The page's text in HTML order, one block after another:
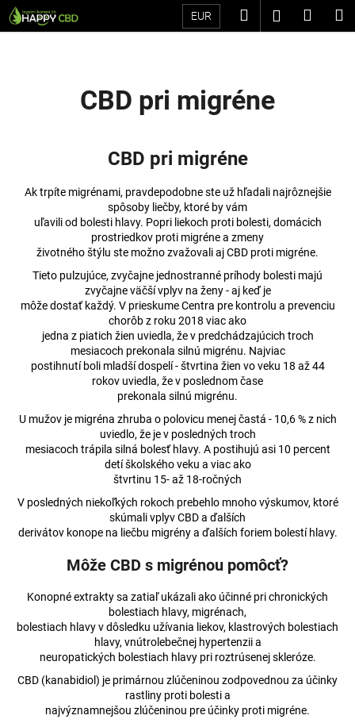
Prejsť
na
EUR Hľadať
CBD pri migréne
CBD pri migréne
Ak trpíte migrénami, pravdepodobne ste už hľadali najrôznejšie
spôsoby liečby, ktoré by vám
uľavili od bolesti hlavy. Popri liekoch proti bolesti, domácich
prostriedkov proti migréne a zmeny
životného štýlu ste možno zvažovali aj CBD proti migréne.
Tieto pulzujúce, zvyčajne jednostranné príhody bolesti majú
zvyčajne väčší vplyv na ženy - aj keď je
môže dostať každý. V prieskume Centra pre kontrolu a prevenciu
chorôb z roku 2018 viac ako
jedna z piatich žien uviedla, že v predchádzajúcich troch
mesiacoch prekonala silnú migrénu. Najviac
postihnutí boli mladší dospelí - štvrtina žien vo veku 18 až 44
rokov uviedla, že v poslednom čase
prekonala silnú migrénu.
U mužov je migréna zhruba o polovicu menej častá - 10,6 % z nich
uviedlo, že je v posledných troch
mesiacoch trápila silná bolesť hlavy. A postihujú asi 10 percent
detí školského veku a viac ako
štvrtinu 15- až 18-ročných
V posledných niekoľkých rokoch prebehlo mnoho výskumov, ktoré
skúmali vplyv CBD a ďalších
derivátov konope na liečbu migrény a ďalších foriem bolestí hlavy.
Môže CBD s migrénou pomôcť?
Konopné extrakty sa zatiaľ ukázali ako účinné pri chronických
bolestiach hlavy, migrénach,
bolestiach hlavy v dôsledku užívania liekov, klastrových bolestiach
hlavy, vnútrolebečnej hypertenzii a
neuropatických bolestiach hlavy pri roztrúsenej skleróze.
CBD (kanabidiol) je primárnou zlúčeninou zodpovednou za účinky
rastliny proti bolesti a
najvýznamnejšou zlúčeninou pre účinky proti migréne.
K
o
t
s
HĽADAŤ
d
r